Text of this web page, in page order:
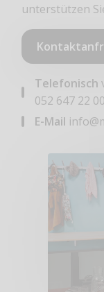
unterstützen
Telefonisch
052 647 22 00
E-Mail